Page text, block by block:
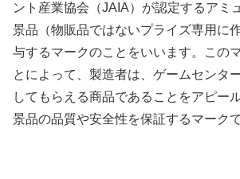
ント産業協会（JAIA）が認定するアミ
景品（物販品ではないプライズ専用に
与するマークのことをいいます。この
とによって、製造者は、ゲームセンタ
してもらえる商品であることをアピー
景品の品質や安全性を保証するマーク